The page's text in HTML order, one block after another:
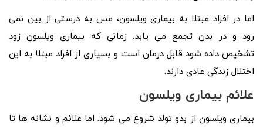
اما در افراد مبتلا به بیماری ویلسون، مس به درستی از بین نمی‌
رود و در بدن تجمع می‌ یابد. زمانی که بیماری ویلسون زود
تشخیص داده شود قابل درمان است و بسیاری از افراد مبتلا به این
اختلال زندگی عادی دارند.
علائم بیماری ویلسون
بیماری ویلسون از بدو تولد شروع می شود. اما علائم و نشانه ‌ها تا